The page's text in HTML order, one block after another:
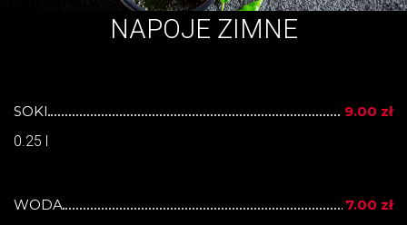
NAPOJE ZIMNE
SOKI
9.00 zł
0.25 l
WODA
7.00 zł